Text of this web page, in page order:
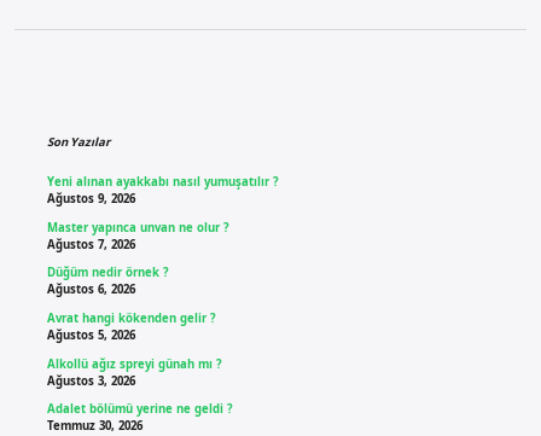
Son Yazılar
Yeni alınan ayakkabı nasıl yumuşatılır ?
Ağustos 9, 2026
Master yapınca unvan ne olur ?
Ağustos 7, 2026
Düğüm nedir örnek ?
Ağustos 6, 2026
Avrat hangi kökenden gelir ?
Ağustos 5, 2026
Alkollü ağız spreyi günah mı ?
Ağustos 3, 2026
Adalet bölümü yerine ne geldi ?
Temmuz 30, 2026